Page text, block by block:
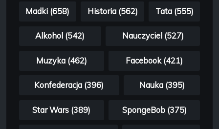
Madki (658) Historia (562) Tata (555)
Alkohol (542) Nauczyciel (527)
Muzyka (462) Facebook (421)
Konfederacja (396) Nauka (395)
Star Wars (389) SpongeBob (375)